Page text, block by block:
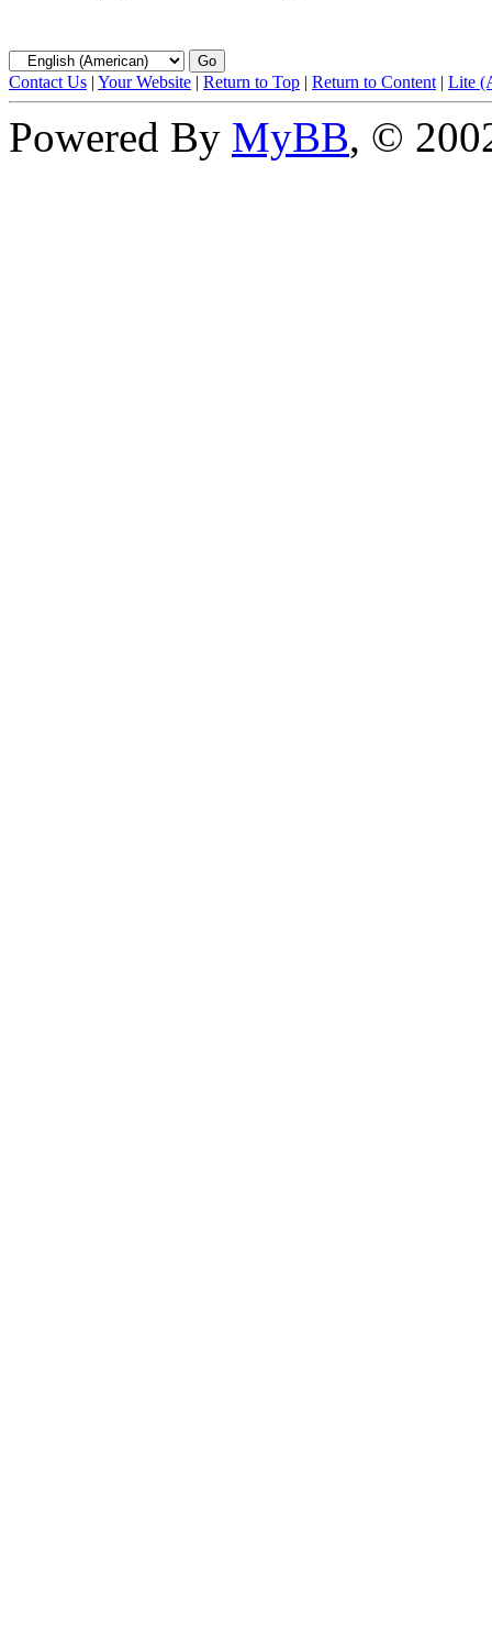
Contact Us | Your Website | Return to Top | Return to Content | Lite
Powered By MyBB, ©